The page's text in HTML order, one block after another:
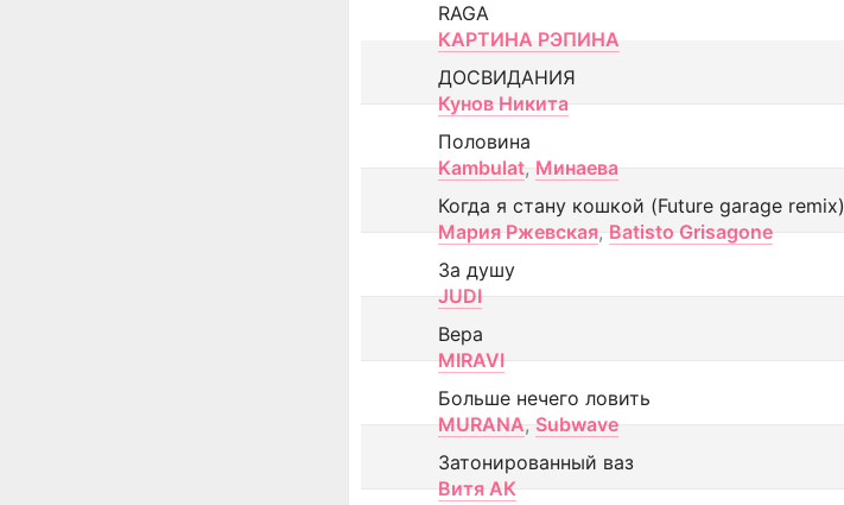
RAGA
КАРТИНА РЭПИНА
ДОСВИДАНИЯ
Кунов Никита
Половина
Kambulat, Минаева
Когда я стану кошкой (Future garage remix)
Мария Ржевская, Batisto Grisagone
За душу
JUDI
Вера
MIRAVI
Больше нечего ловить
MURANA, Subwave
Затонированный ваз
Витя АК